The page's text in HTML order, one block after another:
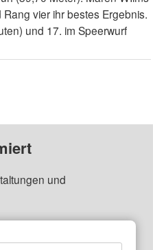
vier ihr bestes Ergebnis.
und 17. im Speerwurf
und